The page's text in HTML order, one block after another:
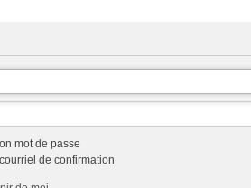
mot de passe
de confirmation